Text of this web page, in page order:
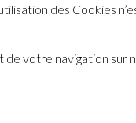
des Cookies
votre navigation sur